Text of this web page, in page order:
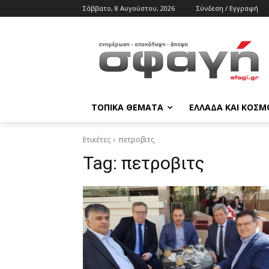
Σάββατο, 8 Αυγούστου, 2026 Σύνδεση / Εγγραφή
ΤΟΠΙΚΑ ΘΕΜΑΤΑ ΕΛΛΑΔΑ ΚΑΙ
Ετικέτες πετροβιτς
Tag: πετροβιτς